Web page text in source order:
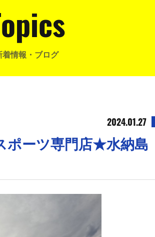
着情報・ブログ
2024.01.27
ポーツ専門店★水納島